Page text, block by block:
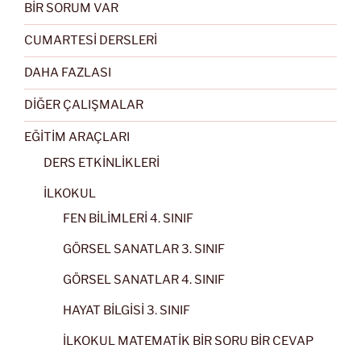
BİR SORUM VAR
CUMARTESİ DERSLERİ
DAHA FAZLASI
DİĞER ÇALIŞMALAR
EĞİTİM ARAÇLARI
DERS ETKİNLİKLERİ
İLKOKUL
FEN BİLİMLERİ 4. SINIF
GÖRSEL SANATLAR 3. SINIF
GÖRSEL SANATLAR 4. SINIF
HAYAT BİLGİSİ 3. SINIF
İLKOKUL MATEMATİK BİR SORU BİR CEVAP